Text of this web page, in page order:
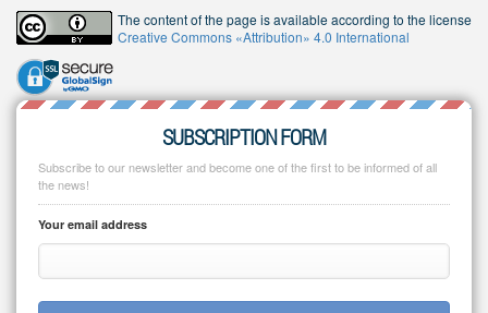
The content of the page is available according to the license
Creative Commons «Attribution» 4.0 International
SUBSCRIPTION FORM
Subscribe to our newsletter and become one of the first to be informed of all
the news!
Your email address